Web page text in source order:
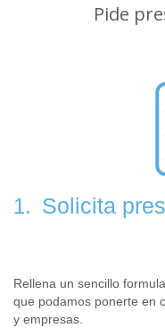
Pide
1. Solicita
Rellena un sencillo
que podamos ponerte en
y empresas.